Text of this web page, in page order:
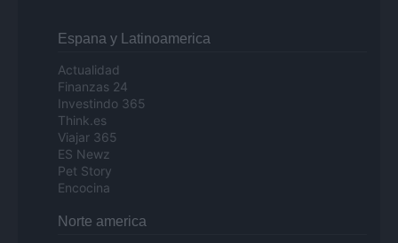
Espana y Latinoamerica
Actualidad
Finanzas 24
Investindo 365
Think.es
Viajar 365
ES Newz
Pet Story
Encocina
Norte america